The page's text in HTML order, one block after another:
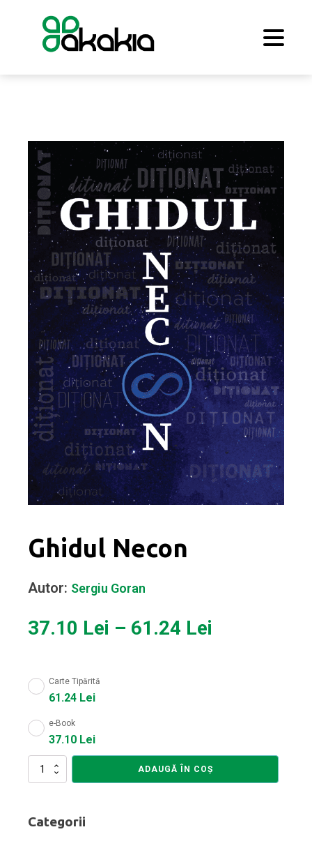
Ghidul Necon
Autor: Sergiu Goran
37.10 Lei – 61.24 Lei
Până
La
Carte Tipărită
61.24 Lei
e-Book
37.10 Lei
Cantitate
Ghidul
ADAUGĂ ÎN COȘ
Categorii